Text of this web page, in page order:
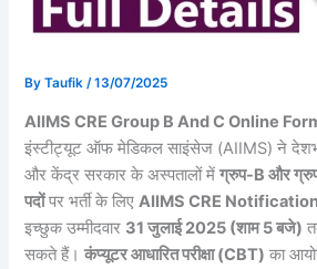
ByTaufik /13/07/2025
AIIMS CRE Group B And C Online
इंस्टीट्यूट ऑफ मेडिकल साइंसेज (AIIMS) ने
और केंद्र सरकार के अस्पतालों मेंग्रुप-B और
पदोंपर भर्ती के लिएAIIMS CRE
इच्छुक उम्मीदवार 31 जुलाई 2025 (शाम 5 बजे)
सकते हैं।कंप्यूटर आधारित परीक्षा (CBT) का